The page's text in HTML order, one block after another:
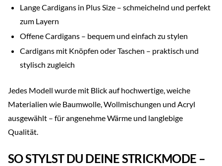
Lange Cardigans in Plus Size – schmeichelnd und perfekt
zum Layern
Offene Cardigans – bequem und einfach zu stylen
Cardigans mit Knöpfen oder Taschen – praktisch und
stylisch zugleich
Jedes Modell wurde mit Blick auf hochwertige, weiche
Materialien wie Baumwolle, Wollmischungen und Acryl
ausgewählt – für angenehme Wärme und langlebige
Qualität.
SO STYLST DU DEINE STRICKMODE –